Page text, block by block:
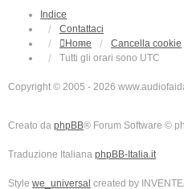
Indice
Contattaci
Home
Cancella cookie
Tutti gli orari sono UTC
Copyright © 2005 - 2026
Creato da phpBB® Forum Software ©
Traduzione Italiana phpBB-Italia.it
Style we_universal created by